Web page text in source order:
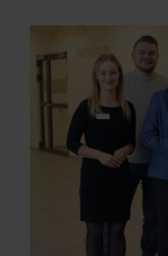
Absolventen
Fresenius,
angehören.